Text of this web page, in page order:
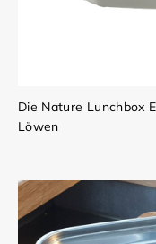
Die Nature Lunchbox
Löwen